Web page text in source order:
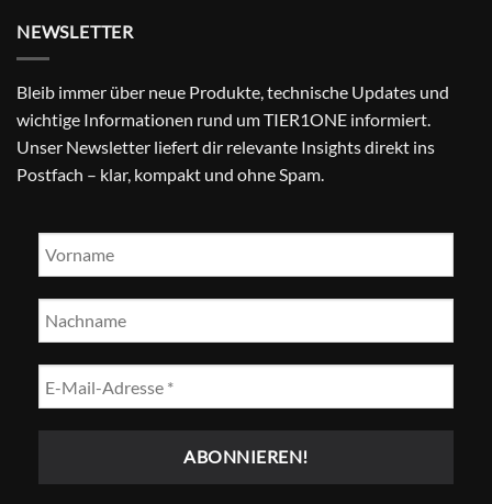
NEWSLETTER
Bleib immer über neue Produkte, technische Updates und
wichtige Informationen rund um TIER1ONE informiert.
Unser Newsletter liefert dir relevante Insights direkt ins
Postfach – klar, kompakt und ohne Spam.